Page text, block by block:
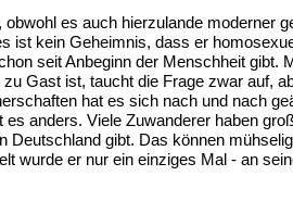
es auch hierzulande moderner
ist kein Geheimnis, dass er
seit Anbeginn der Menschheit gibt.
Gast ist, taucht die Frage zwar auf,
hat es sich nach und nach
anders. Viele Zuwanderer haben
Deutschland gibt. Das können
wurde er nur ein einziges Mal - an